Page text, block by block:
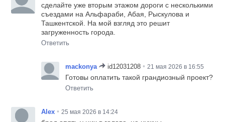
сделайте уже вторым этажом дороги с несколькими
съездами на Альфараби, Абая, Рыскулова и
Ташкентской. На мой взгляд это решит
загруженность города.
Ответить
mackonya id12031208 • 21 мая 2026 в 16:55
Готовы оплатить такой грандиозный проект?
Ответить
Alex • 25 мая 2026 в 14:24